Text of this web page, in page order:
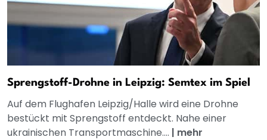
Sprengstoff-Drohne in Leipzig: Semtex im Spiel
Auf dem Flughafen Leipzig/Halle wird eine Drohne
bestückt mit Sprengstoff entdeckt. Nahe einer
ukrainischen Transportmaschine.... | mehr